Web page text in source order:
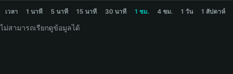
Bahasa Indonesia
हिन्दी
THEKID Price Chart
เวลา 1 นาที 5 นาที 15 นาที 30 นาที 1 ชม. 4 ชม. 1 วัน 1 สัปดาห์
ไม่สามารถเรียกดูข้อมูลได้